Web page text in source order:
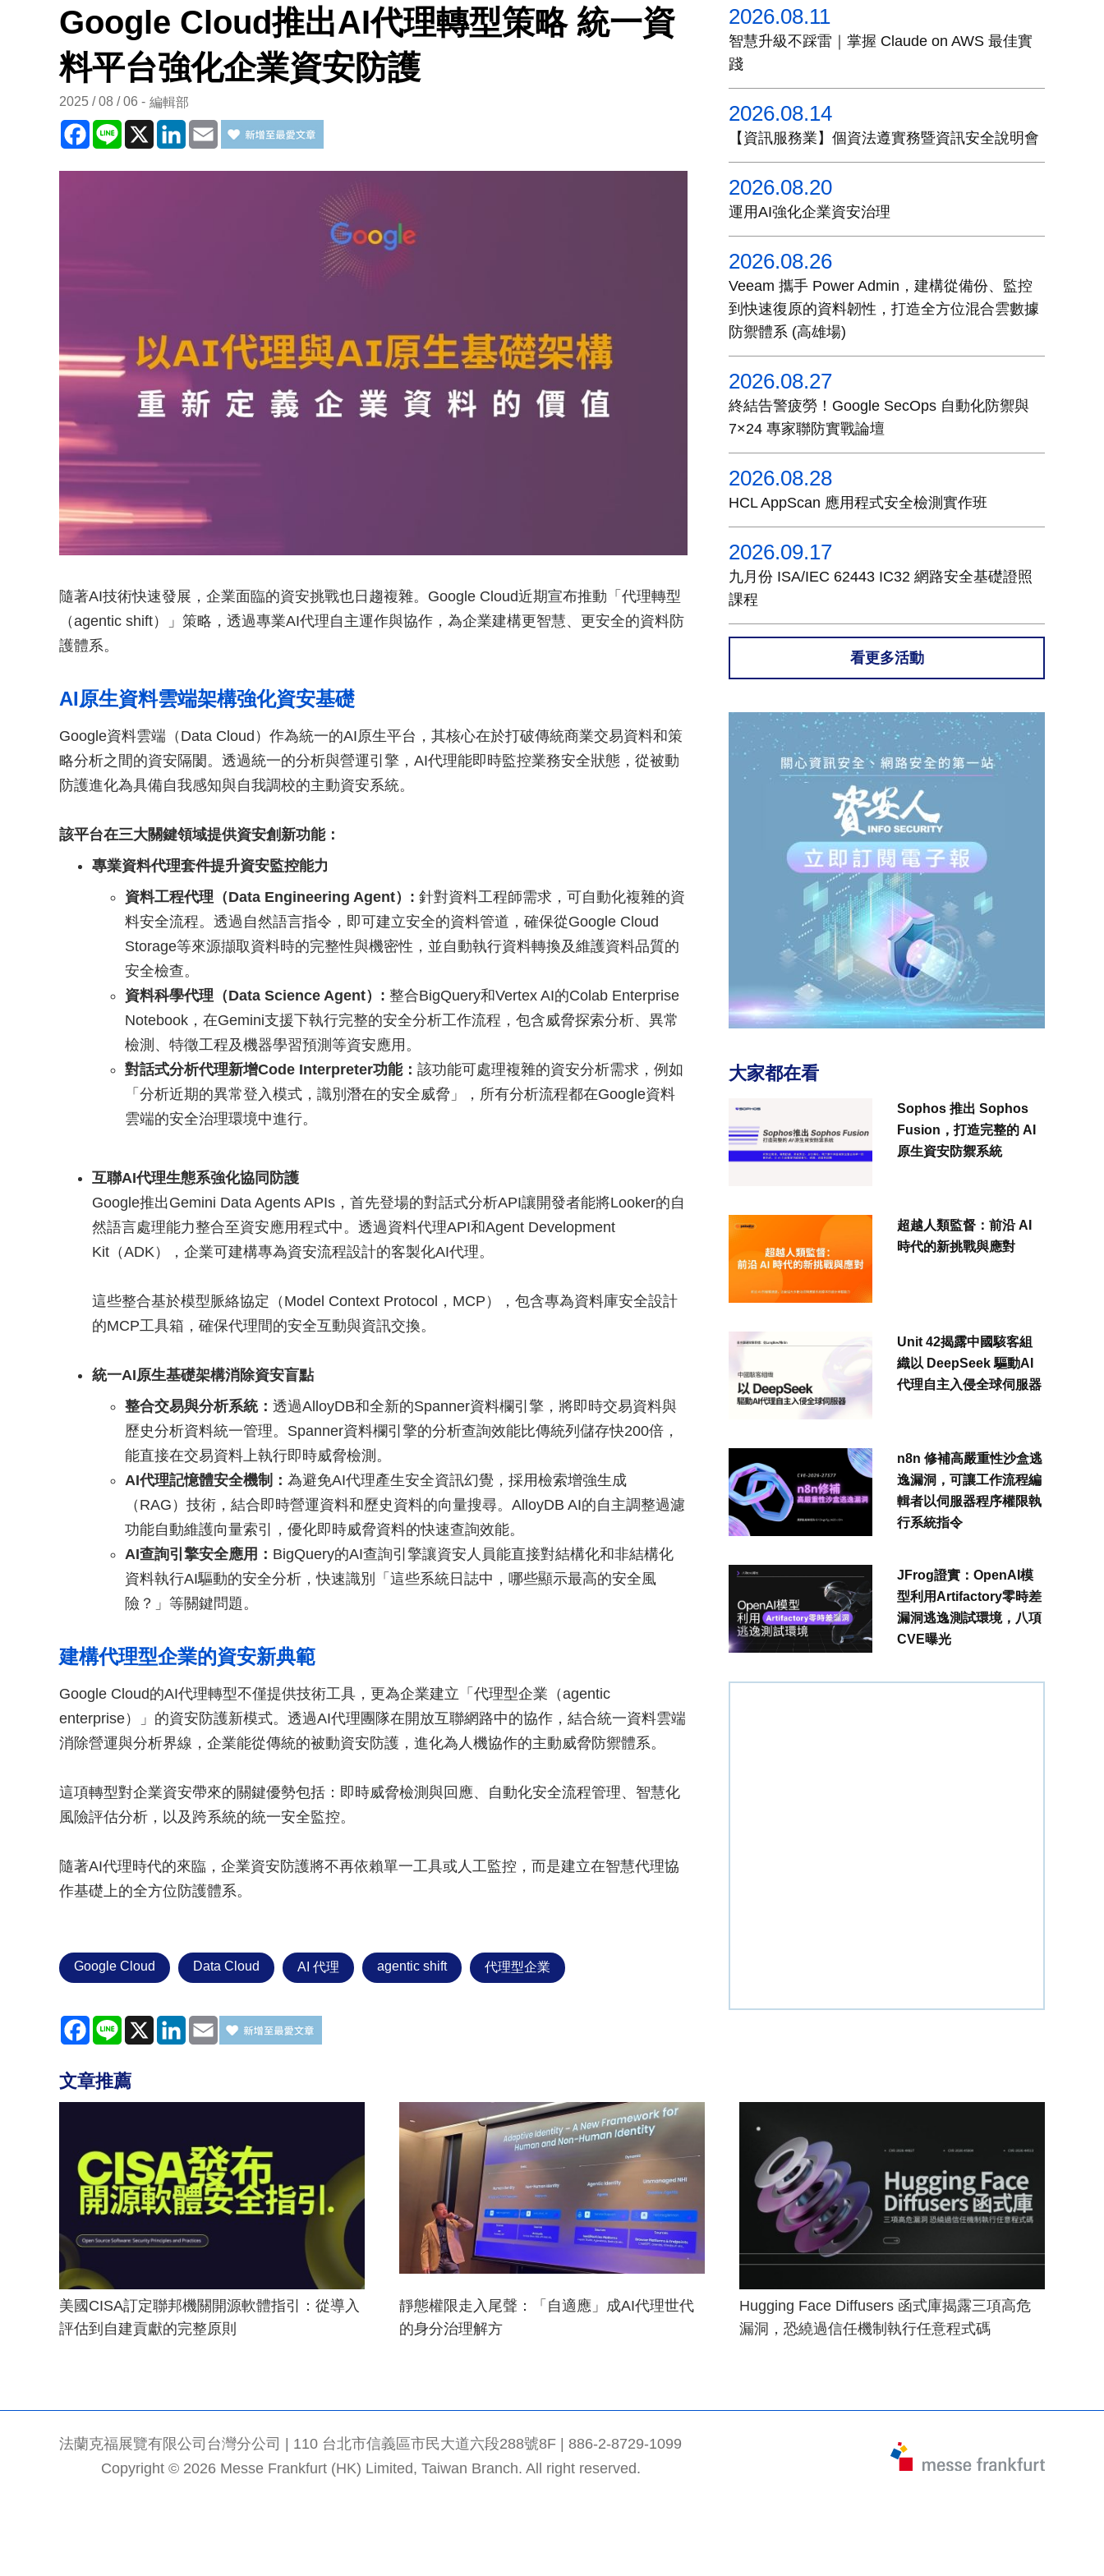
Google Cloud推出AI代理轉型策略 統一資
料平台強化企業資安防護
2025 / 08 / 06 編輯部
Facebook
Line X LinkedInEmail
隨著AI技術快速發展，企業面臨的資安挑戰也日趨複雜。Google Cloud近期宣布推動「代理轉型
（agentic shift）」策略，透過專業AI代理自主運作與協作，為企業建構更智慧、更安全的資料防
護體系。
AI原生資料雲端架構強化資安基礎
Google資料雲端（Data Cloud）作為統一的AI原生平台，其核心在於打破傳統商業交易資料和策
略分析之間的資安隔閡。透過統一的分析與營運引擎，AI代理能即時監控業務安全狀態，從被動
防護進化為具備自我感知與自我調校的主動資安系統。
該平台在三大關鍵領域提供資安創新功能：
專業資料代理套件提升資安監控能力
資料工程代理（Data Engineering Agent）: 針對資料工程師需求，可自動化複雜的資
料安全流程。透過自然語言指令，即可建立安全的資料管道，確保從Google Cloud
Storage等來源擷取資料時的完整性與機密性，並自動執行資料轉換及維護資料品質的
安全檢查。
資料科學代理（Data Science Agent）: 整合BigQuery和Vertex AI的Colab Enterprise
Notebook，在Gemini支援下執行完整的安全分析工作流程，包含威脅探索分析、異常
檢測、特徵工程及機器學習預測等資安應用。
對話式分析代理新增Code Interpreter功能： 該功能可處理複雜的資安分析需求，例如
「分析近期的異常登入模式，識別潛在的安全威脅」，所有分析流程都在Google資料
雲端的安全治理環境中進行。
互聯AI代理生態系強化協同防護
Google推出Gemini Data Agents APIs，首先登場的對話式分析API讓開發者能將Looker的自
然語言處理能力整合至資安應用程式中。透過資料代理API和Agent Development
Kit（ADK），企業可建構專為資安流程設計的客製化AI代理。
這些整合基於模型脈絡協定（Model Context Protocol，MCP），包含專為資料庫安全設計
的MCP工具箱，確保代理間的安全互動與資訊交換。
統一AI原生基礎架構消除資安盲點
整合交易與分析系統： 透過AlloyDB和全新的Spanner資料欄引擎，將即時交易資料與
歷史分析資料統一管理。Spanner資料欄引擎的分析查詢效能比傳統列儲存快200倍，
能直接在交易資料上執行即時威脅檢測。
AI代理記憶體安全機制： 為避免AI代理產生安全資訊幻覺，採用檢索增強生成
（RAG）技術，結合即時營運資料和歷史資料的向量搜尋。AlloyDB AI的自主調整過濾
功能自動維護向量索引，優化即時威脅資料的快速查詢效能。
AI查詢引擎安全應用： BigQuery的AI查詢引擎讓資安人員能直接對結構化和非結構化
資料執行AI驅動的安全分析，快速識別「這些系統日誌中，哪些顯示最高的安全風
險？」等關鍵問題。
建構代理型企業的資安新典範
Google Cloud的AI代理轉型不僅提供技術工具，更為企業建立「代理型企業（agentic
enterprise）」的資安防護新模式。透過AI代理團隊在開放互聯網路中的協作，結合統一資料雲端
消除營運與分析界線，企業能從傳統的被動資安防護，進化為人機協作的主動威脅防禦體系。
這項轉型對企業資安帶來的關鍵優勢包括：即時威脅檢測與回應、自動化安全流程管理、智慧化
風險評估分析，以及跨系統的統一安全監控。
隨著AI代理時代的來臨，企業資安防護將不再依賴單一工具或人工監控，而是建立在智慧代理協
作基礎上的全方位防護體系。
Google Cloud Data Cloud AI 代理 agentic shift 代理型企業
Facebook
Line X LinkedInEmail
2026.08.11
智慧升級不踩雷｜掌握 Claude on AWS 最佳實
踐
2026.08.14
【資訊服務業】個資法遵實務暨資訊安全說明會
2026.08.20
運用AI強化企業資安治理
2026.08.26
Veeam 攜手 Power Admin，建構從備份、監控
到快速復原的資料韌性，打造全方位混合雲數據
防禦體系 (高雄場)
2026.08.27
終結告警疲勞！Google SecOps 自動化防禦與
7×24 專家聯防實戰論壇
2026.08.28
HCL AppScan 應用程式安全檢測實作班
2026.09.17
九月份 ISA/IEC 62443 IC32 網路安全基礎證照
課程
看更多活動
大家都在看
Sophos 推出 Sophos
Fusion，打造完整的 AI
原生資安防禦系統
超越人類監督：前沿 AI
時代的新挑戰與應對
Unit 42揭露中國駭客組
織以 DeepSeek 驅動AI
代理自主入侵全球伺服器
n8n 修補高嚴重性沙盒逃
逸漏洞，可讓工作流程編
輯者以伺服器程序權限執
行系統指令
JFrog證實：OpenAI模
型利用Artifactory零時差
漏洞逃逸測試環境，八項
CVE曝光
文章推薦
美國CISA訂定聯邦機關開源軟體指引：從導入
評估到自建貢獻的完整原則
靜態權限走入尾聲：「自適應」成AI代理世代
的身分治理解方
Hugging Face Diffusers 函式庫揭露三項高危
漏洞，恐繞過信任機制執行任意程式碼
法蘭克福展覽有限公司台灣分公司 | 110 台北市信義區市民大道六段288號8F | 886-2-8729-1099
Copyright © 2026 Messe Frankfurt (HK) Limited, Taiwan Branch. All right reserved.